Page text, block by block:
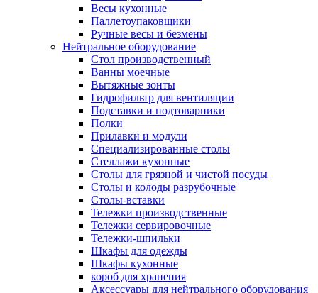
Весы кухонные
Паллетоупаковщики
Ручные весы и безмены
Нейтральное оборудование
Cтол производственный
Ванны моечные
Вытяжные зонты
Гидрофильтр для вентиляции
Подставки и подтоварники
Полки
Прилавки и модули
Специализированные столы
Стеллажи кухонные
Столы для грязной и чистой посуды
Столы и колоды разрубочные
Столы-вставки
Тележки производственные
Тележки сервировочные
Тележки-шпильки
Шкафы для одежды
Шкафы кухонные
короб для хранения
Аксессуары для нейтрального оборудования